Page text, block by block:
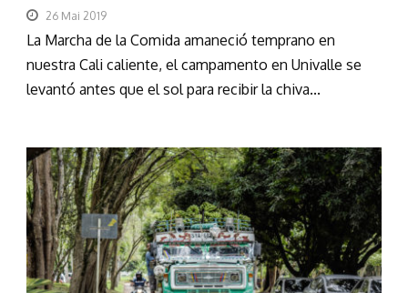
26 Mai 2019
La Marcha de la Comida amaneció temprano en
nuestra Cali caliente, el campamento en Univalle se
levantó antes que el sol para recibir la chiva...